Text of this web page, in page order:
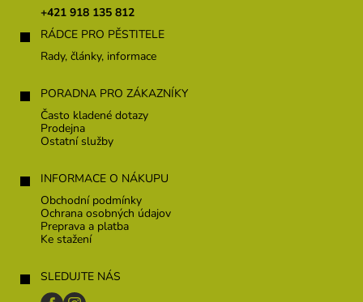
+421 918 135 812
RÁDCE PRO PĚSTITELE
Rady, články, informace
PORADNA PRO ZÁKAZNÍKY
Často kladené dotazy
Prodejna
Ostatní služby
INFORMACE O NÁKUPU
Obchodní podmínky
Ochrana osobných údajov
Preprava a platba
Ke stažení
SLEDUJTE NÁS